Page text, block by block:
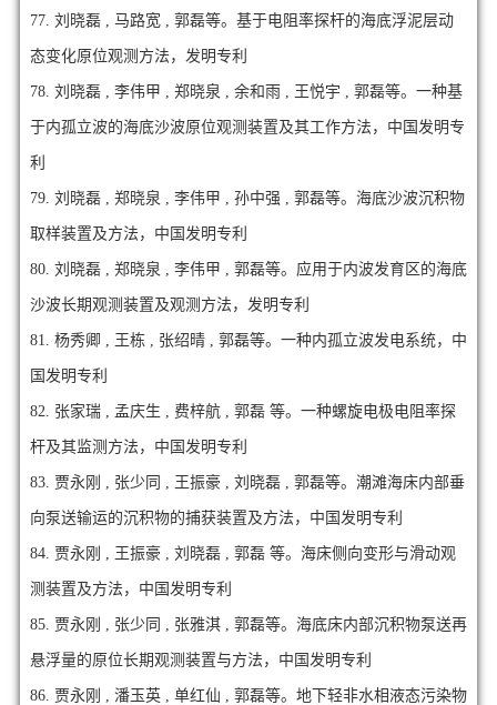
77. 刘晓磊 , 马路宽 , 郭磊等。基于电阻率探杆的海底浮泥层动
态变化原位观测方法，发明专利
78. 刘晓磊 , 李伟甲 , 郑晓泉 , 余和雨 , 王悦宇 , 郭磊等。一种基
于内孤立波的海底沙波原位观测装置及其工作方法，中国发明专
利
79. 刘晓磊 , 郑晓泉 , 李伟甲 , 孙中强 , 郭磊等。海底沙波沉积物
取样装置及方法，中国发明专利
80. 刘晓磊 , 郑晓泉 , 李伟甲 , 郭磊等。应用于内波发育区的海底
沙波长期观测装置及观测方法，发明专利
81. 杨秀卿 , 王栋 , 张绍晴 , 郭磊等。一种内孤立波发电系统，中
国发明专利
82. 张家瑞 , 孟庆生 , 费梓航 , 郭磊 等。一种螺旋电极电阻率探
杆及其监测方法，中国发明专利
83. 贾永刚 , 张少同 , 王振豪 , 刘晓磊 , 郭磊等。潮滩海床内部垂
向泵送输运的沉积物的捕获装置及方法，中国发明专利
84. 贾永刚 , 王振豪 , 刘晓磊 , 郭磊 等。海床侧向变形与滑动观
测装置及方法，中国发明专利
85. 贾永刚 , 张少同 , 张雅淇 , 郭磊等。海底床内部沉积物泵送再
悬浮量的原位长期观测装置与方法，中国发明专利
86. 贾永刚 , 潘玉英 , 单红仙 , 郭磊等。地下轻非水相液态污染物